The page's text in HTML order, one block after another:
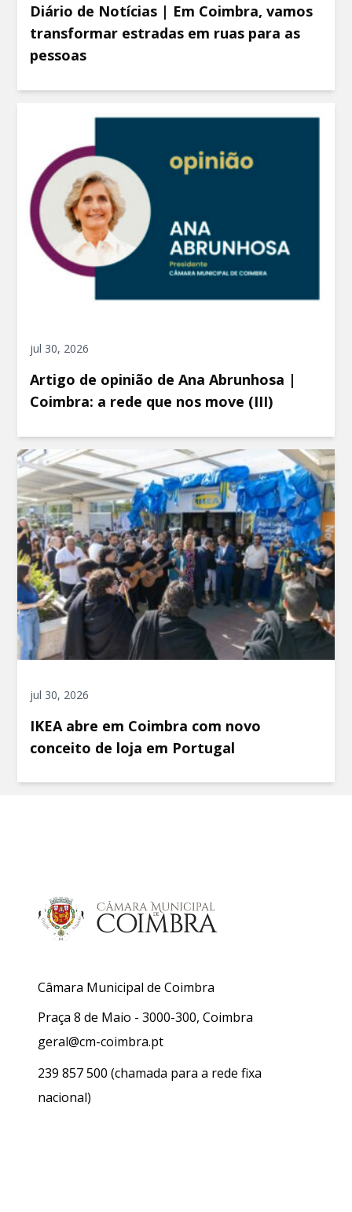
Diário de Notícias | Em Coimbra, vamos
transformar estradas em ruas para as
pessoas
jul 30, 2026
Artigo de opinião de Ana Abrunhosa |
Coimbra: a rede que nos move (III)
jul 30, 2026
IKEA abre em Coimbra com novo
conceito de loja em Portugal
Câmara Municipal de Coimbra
Praça 8 de Maio - 3000-300, Coimbra
geral@cm-coimbra.pt
239 857 500 (chamada para a rede fixa
nacional)